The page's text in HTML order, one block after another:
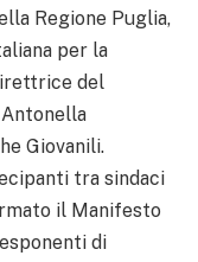
Regione Puglia,
per la
del
Giovanili.
tra sindaci
il Manifesto
di